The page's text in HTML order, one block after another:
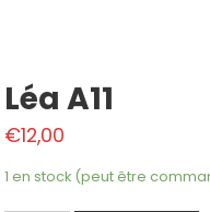
Léa A11
€12,00
1 en stock (peut être